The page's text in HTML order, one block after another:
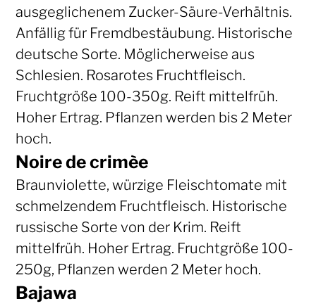
ausgeglichenem Zucker-Säure-Verhältnis.
Anfällig für Fremdbestäubung. Historische
deutsche Sorte. Möglicherweise aus
Schlesien. Rosarotes Fruchtfleisch.
Fruchtgröße 100-350g. Reift mittelfrüh.
Hoher Ertrag. Pflanzen werden bis 2 Meter
hoch.
Noire de crimèe
Braunviolette, würzige Fleischtomate mit
schmelzendem Fruchtfleisch. Historische
russische Sorte von der Krim. Reift
mittelfrüh. Hoher Ertrag. Fruchtgröße 100-
250g, Pflanzen werden 2 Meter hoch.
Bajawa